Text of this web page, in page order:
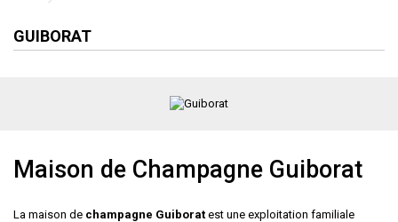
GUIBORAT
Maison de Champagne Guiborat
La maison de champagne Guiborat est une exploitation familiale